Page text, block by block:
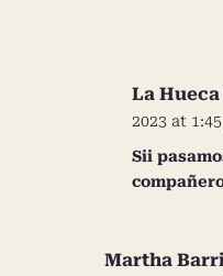
La Hueca
2023 at
Sii
Martha